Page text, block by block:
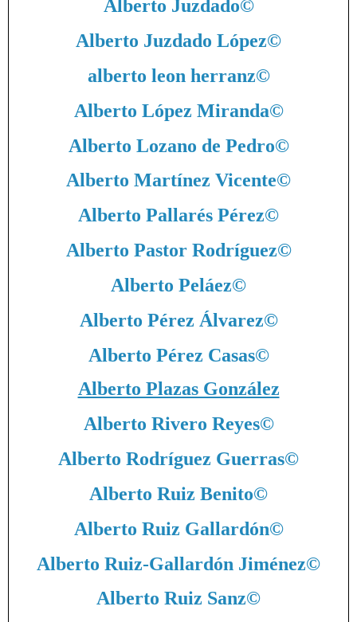
Alberto Juzdado©
Alberto Juzdado López©
alberto leon herranz©
Alberto López Miranda©
Alberto Lozano de Pedro©
Alberto Martínez Vicente©
Alberto Pallarés Pérez©
Alberto Pastor Rodríguez©
Alberto Peláez©
Alberto Pérez Álvarez©
Alberto Pérez Casas©
Alberto Plazas González
Alberto Rivero Reyes©
Alberto Rodríguez Guerras©
Alberto Ruiz Benito©
Alberto Ruiz Gallardón©
Alberto Ruiz-Gallardón Jiménez©
Alberto Ruiz Sanz©